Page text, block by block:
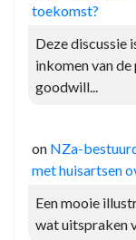
toekomst?
Deze discussie
inkomen van
goodwill...
on NZa-
met huisartsen
Een mooie
wat uitspraken